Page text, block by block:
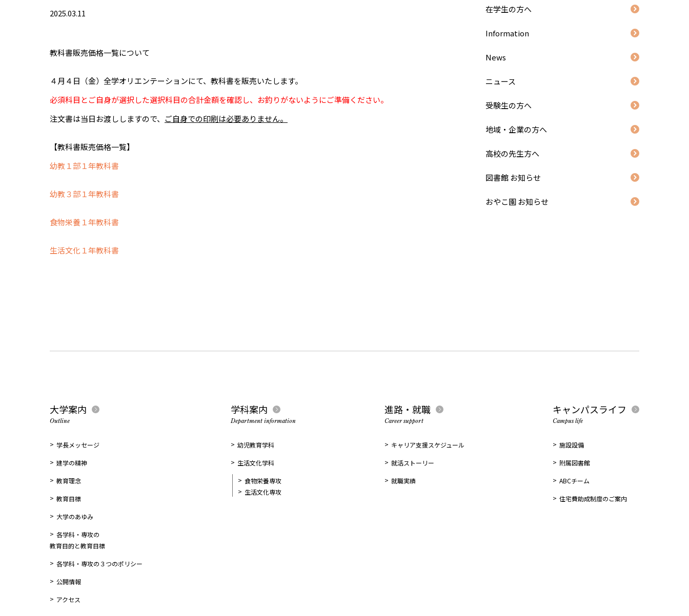
2025.03.11
教科書販売価格一覧について
４月４日（金）全学オリエンテーションにて、教科書を販売いたします。
必須科目とご自身が選択した選択科目の合計金額を確認し、お釣りがないようにご準備ください。
注文書は当日お渡ししますので、 ご自身での印刷は必要ありません。
【教科書販売価格一覧】
幼教１部１年教科書
幼教３部１年教科書
食物栄養１年教科書
生活文化１年教科書
在学生の方へ
Information
News
ニュース
受験生の方へ
地域・企業の方へ
高校の先生方へ
図書館 お知らせ
おやこ園 お知らせ
大学案内
Outline
学長メッセージ
建学の精神
教育理念
教育目標
大学のあゆみ
各学科・専攻の
教育目的と教育目標
各学科・専攻の３つのポリシー
公開情報
アクセス
学科案内
Department information
幼児教育学科
生活文化学科
食物栄養専攻
生活文化専攻
進路・就職
Career support
キャリア支援スケジュール
就活ストーリー
就職実績
キャンパスライフ
Campus life
施設設備
附属図書館
ABCチーム
住宅費助成制度のご案内